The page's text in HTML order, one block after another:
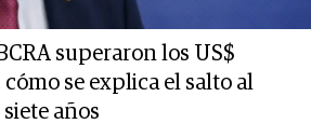
superaron los US$
se explica el salto al
años